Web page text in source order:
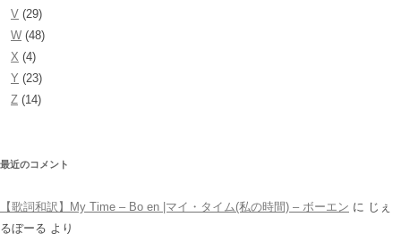
V (29)
W (48)
X (4)
Y (23)
Z (14)
最近のコメント
【歌詞和訳】My Time – Bo en |マイ・タイム(私の時間) – ボーエン に じぇ
るぼーる より